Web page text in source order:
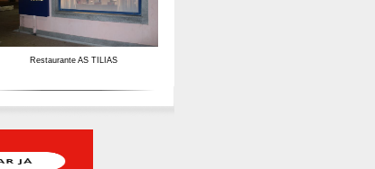
Restaurante AS TILIAS